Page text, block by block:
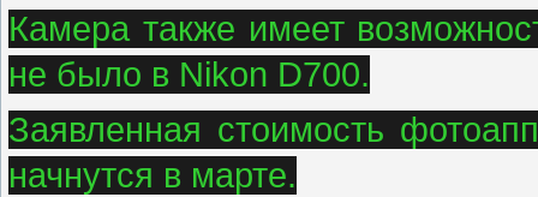
Камера также имеет
не было в Nikon D700.
Заявленная стоимость
начнутся в марте.